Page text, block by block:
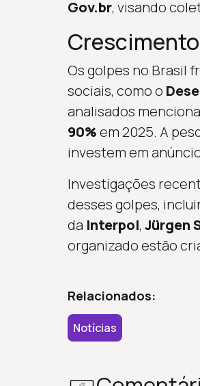
Gov.br, visando
Os golpes no Brasil
sociais, como o
analisados
90%em 2025. A
investem em
Investigações
desses golpes,
da Interpol, Jürgen
organizado estão
Relacionados:
Notícias